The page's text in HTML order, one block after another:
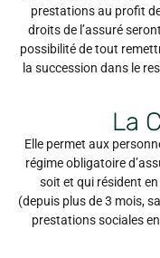
prestations au profit
droits de l’assuré
possibilité de tout
la succession dans le
La
Elle permet aux
régime obligatoire
soit et qui résident
(depuis plus de 3 mois,
prestations sociales